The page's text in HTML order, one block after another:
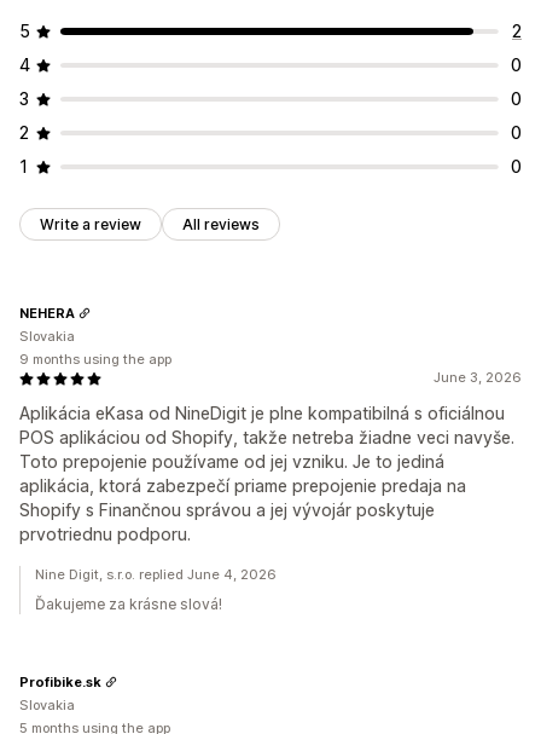
5
2
4
0
3
0
2
0
1
0
Write a review All reviews
June 3, 2026
Aplikácia eKasa od NineDigit je plne kompatibilná s oficiálnou
POS aplikáciou od Shopify, takže netreba žiadne veci navyše.
Toto prepojenie používame od jej vzniku. Je to jediná
aplikácia, ktorá zabezpečí priame prepojenie predaja na
Shopify s Finančnou správou a jej vývojár poskytuje
prvotriednu podporu.
NEHERA
Slovakia
9 months using the app
Nine Digit, s.r.o. replied June 4, 2026
Ďakujeme za krásne slová!
Profibike.sk
Slovakia
5 months using the app